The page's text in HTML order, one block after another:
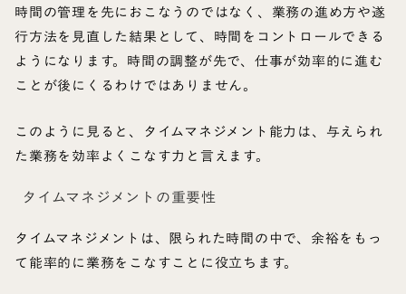
時間の管理を先におこなうのではなく、業務の進め方や遂
行方法を見直した結果として、時間をコントロールできる
ようになります。時間の調整が先で、仕事が効率的に進む
ことが後にくるわけではありません。
このように見ると、タイムマネジメント能力は、与えられ
た業務を効率よくこなす力と言えます。
タイムマネジメントの重要性
タイムマネジメントは、限られた時間の中で、余裕をもっ
て能率的に業務をこなすことに役立ちます。